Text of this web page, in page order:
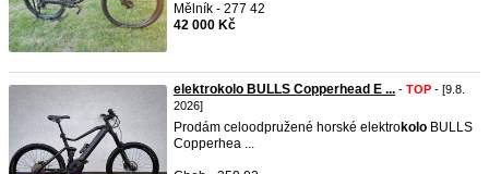
Mělník - 277 42
42 000 Kč
elektrokolo BULLS Copperhead E ... - TOP - [9.8.
2026]
Prodám celoodpružené horské elektrokolo BULLS
Copperhea ...